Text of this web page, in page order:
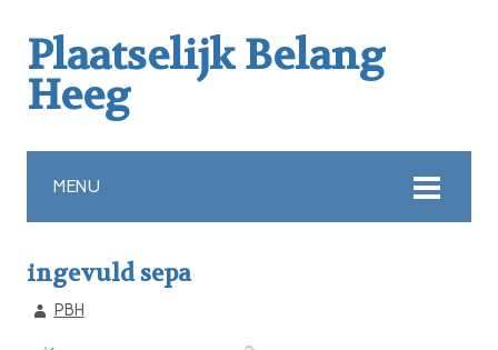
Plaatselijk Belang
Heeg
MENU
ingevuld sepa
PBH